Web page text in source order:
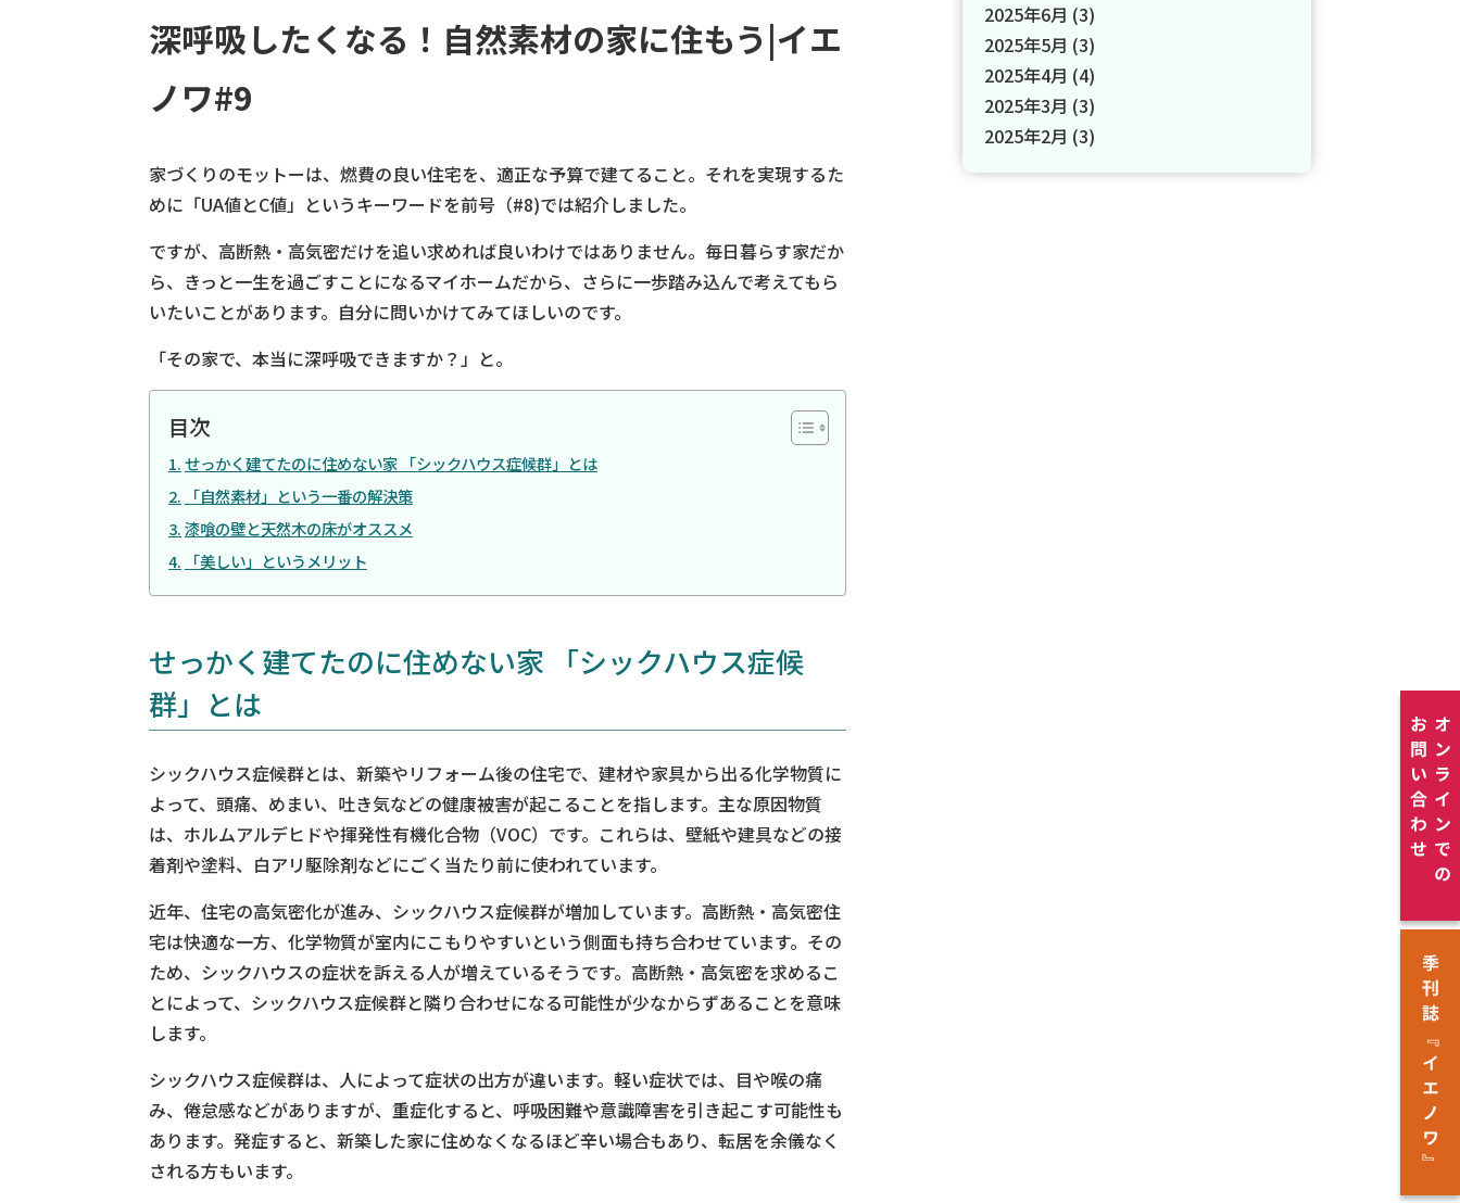
深呼吸したくなる！自然素材の家に住もう|イエ
ノワ#9
家づくりのモットーは、燃費の良い住宅を、適正な予算で建てること。それを実現するた
めに「UA値とC値」というキーワードを前号（#8)では紹介しました。
ですが、高断熱・高気密だけを追い求めれば良いわけではありません。毎日暮らす家だか
ら、きっと一生を過ごすことになるマイホームだから、さらに一歩踏み込んで考えてもら
いたいことがあります。自分に問いかけてみてほしいのです。
「その家で、本当に深呼吸できますか？」と。
目次
せっかく建てたのに住めない家 「シックハウス症候群」とは
「自然素材」という一番の解決策
漆喰の壁と天然木の床がオススメ
「美しい」というメリット
せっかく建てたのに住めない家 「シックハウス症候
群」とは
シックハウス症候群とは、新築やリフォーム後の住宅で、建材や家具から出る化学物質に
よって、頭痛、めまい、吐き気などの健康被害が起こることを指します。主な原因物質
は、ホルムアルデヒドや揮発性有機化合物（VOC）です。これらは、壁紙や建具などの接
着剤や塗料、白アリ駆除剤などにごく当たり前に使われています。
近年、住宅の高気密化が進み、シックハウス症候群が増加しています。高断熱・高気密住
宅は快適な一方、化学物質が室内にこもりやすいという側面も持ち合わせています。その
ため、シックハウスの症状を訴える人が増えているそうです。高断熱・高気密を求めるこ
とによって、シックハウス症候群と隣り合わせになる可能性が少なからずあることを意味
します。
シックハウス症候群は、人によって症状の出方が違います。軽い症状では、目や喉の痛
み、倦怠感などがありますが、重症化すると、呼吸困難や意識障害を引き起こす可能性も
あります。発症すると、新築した家に住めなくなるほど辛い場合もあり、転居を余儀なく
される方もいます。
2025年6月 (3)
2025年5月 (3)
2025年4月 (4)
2025年3月 (3)
2025年2月 (3)